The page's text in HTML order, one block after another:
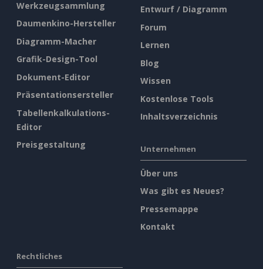
Werkzeugsammlung
Daumenkino-Hersteller
Diagramm-Macher
Grafik-Design-Tool
Dokument-Editor
Präsentationsersteller
Tabellenkalkulations-
Editor
Preisgestaltung
Entwurf / Diagramm
Forum
Lernen
Blog
Wissen
Kostenlose Tools
Inhaltsverzeichnis
Unternehmen
Über uns
Was gibt es Neues?
Pressemappe
Kontakt
Rechtliches